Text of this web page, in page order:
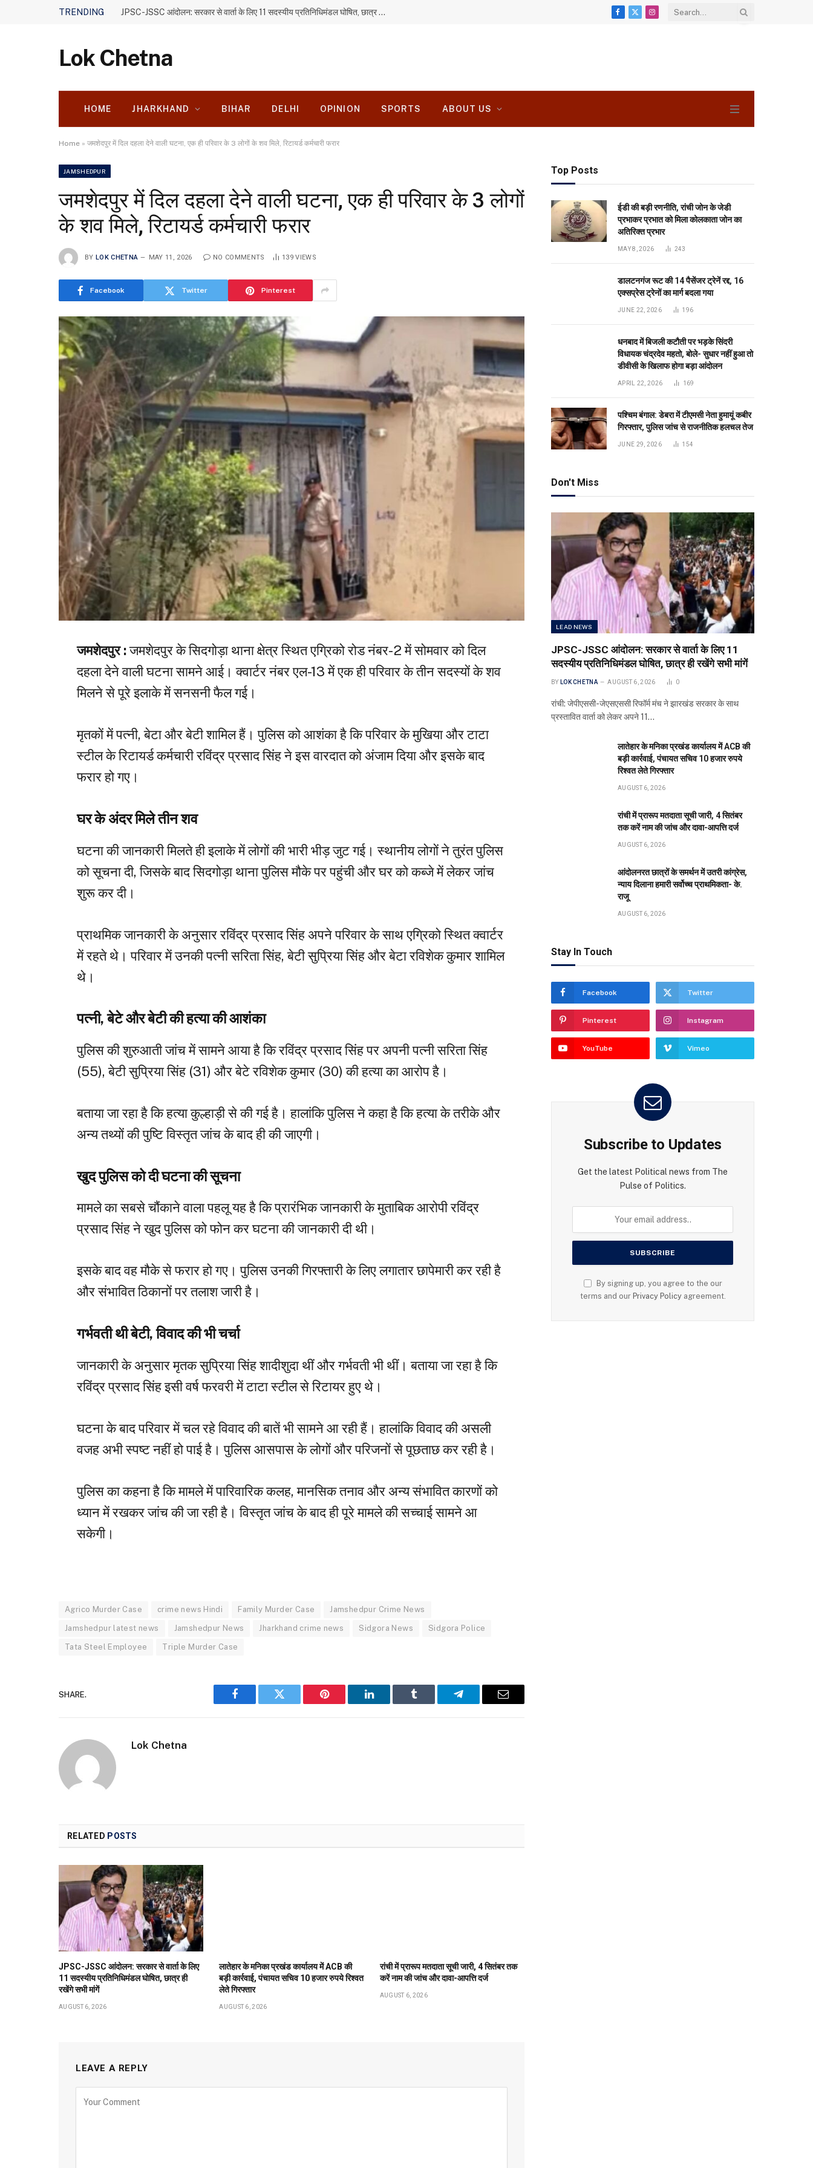
TRENDING JPSC-JSSC आंदोलन: सरकार से वार्ता के लिए 11 सदस्यीय प्रतिनिधिमंडल घोषित, छात्र ही रखेंगे सभी मांगें
Facebook
X
Instagram
Lok Chetna
HOME JHARKHAND BIHAR DELHI OPINION SPORTS ABOUT US
Home » जमशेदपुर में दिल दहला देने वाली घटना, एक ही परिवार के 3 लोगों के शव मिले, रिटायर्ड कर्मचारी फरार
JAMSHEDPUR
जमशेदपुर में दिल दहला देने वाली घटना, एक ही परिवार के 3 लोगों
के शव मिले, रिटायर्ड कर्मचारी फरार
BY LOK CHETNA MAY 11, 2026 NO COMMENTS 139VIEWS
Facebook Twitter Pinterest
जमशेदपुर :जमशेदपुर के सिदगोड़ा थाना क्षेत्र स्थित एग्रिको रोड नंबर-2 में सोमवार को दिल
दहला देने वाली घटना सामने आई। क्वार्टर नंबर एल-13 में एक ही परिवार के तीन सदस्यों के शव
मिलने से पूरे इलाके में सनसनी फैल गई।
मृतकों में पत्नी, बेटा और बेटी शामिल हैं। पुलिस को आशंका है कि परिवार के मुखिया और टाटा
स्टील के रिटायर्ड कर्मचारी रविंद्र प्रसाद सिंह ने इस वारदात को अंजाम दिया और इसके बाद
फरार हो गए।
घर के अंदर मिले तीन शव
घटना की जानकारी मिलते ही इलाके में लोगों की भारी भीड़ जुट गई। स्थानीय लोगों ने तुरंत पुलिस
को सूचना दी, जिसके बाद सिदगोड़ा थाना पुलिस मौके पर पहुंची और घर को कब्जे में लेकर जांच
शुरू कर दी।
प्राथमिक जानकारी के अनुसार रविंद्र प्रसाद सिंह अपने परिवार के साथ एग्रिको स्थित क्वार्टर
में रहते थे। परिवार में उनकी पत्नी सरिता सिंह, बेटी सुप्रिया सिंह और बेटा रविशेक कुमार शामिल
थे।
पत्नी, बेटे और बेटी की हत्या की आशंका
पुलिस की शुरुआती जांच में सामने आया है कि रविंद्र प्रसाद सिंह पर अपनी पत्नी सरिता सिंह
(55), बेटी सुप्रिया सिंह (31) और बेटे रविशेक कुमार (30) की हत्या का आरोप है।
बताया जा रहा है कि हत्या कुल्हाड़ी से की गई है। हालांकि पुलिस ने कहा है कि हत्या के तरीके और
अन्य तथ्यों की पुष्टि विस्तृत जांच के बाद ही की जाएगी।
खुद पुलिस को दी घटना की सूचना
मामले का सबसे चौंकाने वाला पहलू यह है कि प्रारंभिक जानकारी के मुताबिक आरोपी रविंद्र
प्रसाद सिंह ने खुद पुलिस को फोन कर घटना की जानकारी दी थी।
इसके बाद वह मौके से फरार हो गए। पुलिस उनकी गिरफ्तारी के लिए लगातार छापेमारी कर रही है
और संभावित ठिकानों पर तलाश जारी है।
गर्भवती थी बेटी, विवाद की भी चर्चा
जानकारी के अनुसार मृतक सुप्रिया सिंह शादीशुदा थीं और गर्भवती भी थीं। बताया जा रहा है कि
रविंद्र प्रसाद सिंह इसी वर्ष फरवरी में टाटा स्टील से रिटायर हुए थे।
घटना के बाद परिवार में चल रहे विवाद की बातें भी सामने आ रही हैं। हालांकि विवाद की असली
वजह अभी स्पष्ट नहीं हो पाई है। पुलिस आसपास के लोगों और परिजनों से पूछताछ कर रही है।
पुलिस का कहना है कि मामले में पारिवारिक कलह, मानसिक तनाव और अन्य संभावित कारणों को
ध्यान में रखकर जांच की जा रही है। विस्तृत जांच के बाद ही पूरे मामले की सच्चाई सामने आ
सकेगी।
Agrico Murder Case crime news Hindi Family Murder Case Jamshedpur Crime News
Jamshedpur latest news Jamshedpur News Jharkhand crime news Sidgora News Sidgora Police
Tata Steel Employee Triple Murder Case
SHARE.
Facebook Twitter Pinterest LinkedIn Tumblr Telegram Email
Lok Chetna
RELATED POSTS
JPSC-JSSC आंदोलन: सरकार से वार्ता के लिए
11 सदस्यीय प्रतिनिधिमंडल घोषित, छात्र ही
रखेंगे सभी मांगें
AUGUST 6, 2026
लातेहार के मनिका प्रखंड कार्यालय में ACB की
बड़ी कार्रवाई, पंचायत सचिव 10 हजार रुपये रिश्वत
लेते गिरफ्तार
AUGUST 6, 2026
रांची में प्रारूप मतदाता सूची जारी, 4 सितंबर तक
करें नाम की जांच और दावा-आपत्ति दर्ज
AUGUST 6, 2026
LEAVE A REPLY
Top Posts
ईडी की बड़ी रणनीति, रांची जोन के जेडी
प्रभाकर प्रभात को मिला कोलकाता जोन का
अतिरिक्त प्रभार
MAY 8, 2026 243
डालटनगंज रूट की 14 पैसेंजर ट्रेनें रद्द, 16
एक्सप्रेस ट्रेनों का मार्ग बदला गया
JUNE 22, 2026 196
धनबाद में बिजली कटौती पर भड़के सिंदरी
विधायक चंद्रदेव महतो, बोले- सुधार नहीं हुआ तो
डीवीसी के खिलाफ होगा बड़ा आंदोलन
APRIL 22, 2026 169
पश्चिम बंगाल: डेबरा में टीएमसी नेता हुमायूं कबीर
गिरफ्तार, पुलिस जांच से राजनीतिक हलचल तेज
JUNE 29, 2026 154
Don't Miss
LEAD NEWS
JPSC-JSSC आंदोलन: सरकार से वार्ता के लिए 11
सदस्यीय प्रतिनिधिमंडल घोषित, छात्र ही रखेंगे सभी मांगें
BY LOK CHETNA AUGUST 6, 2026 0
रांची: जेपीएससी-जेएसएससी रिफॉर्म मंच ने झारखंड सरकार के साथ
प्रस्तावित वार्ता को लेकर अपने 11…
लातेहार के मनिका प्रखंड कार्यालय में ACB की
बड़ी कार्रवाई, पंचायत सचिव 10 हजार रुपये
रिश्वत लेते गिरफ्तार
AUGUST 6, 2026
रांची में प्रारूप मतदाता सूची जारी, 4 सितंबर
तक करें नाम की जांच और दावा-आपत्ति दर्ज
AUGUST 6, 2026
आंदोलनरत छात्रों के समर्थन में उतरी कांग्रेस,
न्याय दिलाना हमारी सर्वोच्च प्राथमिकता- के.
राजू
AUGUST 6, 2026
Stay In Touch
Facebook Twitter
Pinterest Instagram
YouTube Vimeo
Subscribe to Updates
Get the latest Political news from The
Pulse of Politics.
By signing up, you agree to the our
terms and our Privacy Policyagreement.